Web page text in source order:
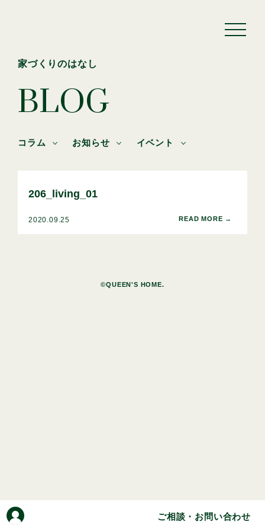
ご相談・お問い合わせ
家づくりのはなし
BLOG
コラム お知らせ イベント
206_living_01
2020.09.25
©QUEEN'S HOME.